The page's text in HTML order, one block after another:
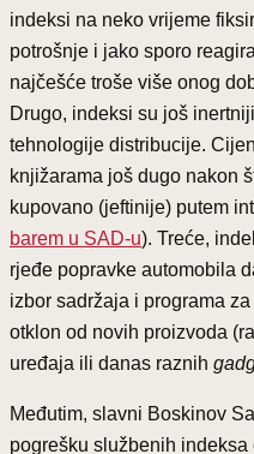
indeksi na neko vrijeme
potrošnje i jako sporo
najčešće troše više onog
Drugo, indeksi su još
tehnologije distribucije.
knjižarama još dugo nakon
kupovano (jeftinije) putem
barem u SAD-u). Treće,
rjeđe popravke automobila
izbor sadržaja i programa
otklon od novih proizvoda
uređaja ili danas raznih
Međutim, slavni Boskinov
pogrešku službenih